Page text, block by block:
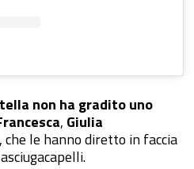
non ha gradito uno
, Giulia
, che le hanno diretto in faccia